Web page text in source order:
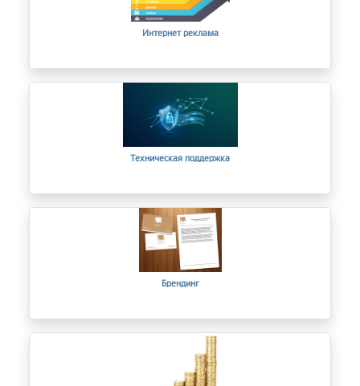
Интернет реклама
Техническая поддержка
Брендинг